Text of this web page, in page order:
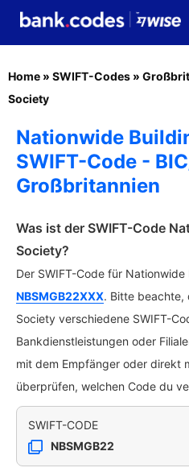
Home » SWIFT-Codes »
Society
Nationwide
SWIFT-Code -
Großbritannien
Was ist der SWIFT-Code
Society?
Der SWIFT-Code für
NBSMGB22XXX. Bitte beachte,
Society verschiedene SWIFT-
Bankdienstleistungen oder
mit dem Empfänger oder direkt
überprüfen, welchen Code du
SWIFT-CODE
NBSMGB22